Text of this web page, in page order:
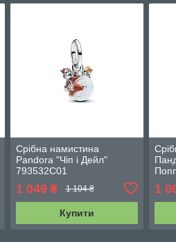
Срібна намистина
Pandora "Чіп і Дейл"
793532C01
1 049₴ 1 104 ₴
Купити
1